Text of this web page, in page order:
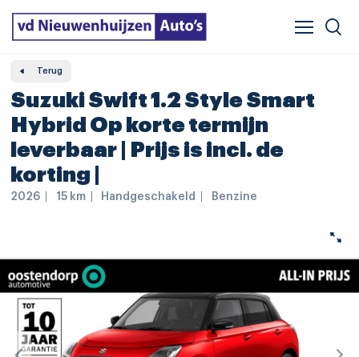
Leasing
Terug
Suzuki Swift 1.2 Style Smart
Hybrid Op korte termijn
leverbaar | Prijs is incl. de
korting |
2026 15 km Handgeschakeld Benzine